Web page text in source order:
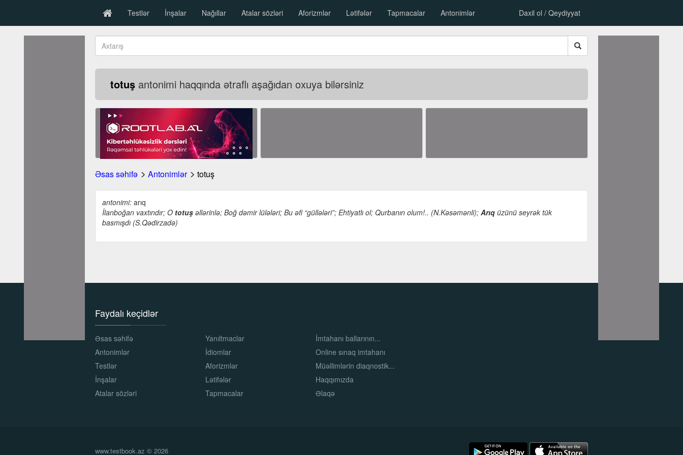
Testlər İnşalar Nağıllar Atalar sözləri Aforizmlər Lətifələr Tapmacalar Antonimlər Daxil ol / Qeydiyyat
totuş antonimi haqqında ətraflı aşağıdan oxuya bilərsiniz
Əsas səhifə Antonimlər totuş
antonimi: arıq
İlanboğan vaxtındır; O totuş əllərinlə; Boğ dəmir lülələri; Bu əfi “güllələri”; Ehtiyatlı ol; Qurbanın olum!.. (N.Kəsəmənli); Arıq üzünü seyrək tük
basmışdı (S.Qədirzadə)
Faydalı keçidlər
Əsas səhifə
Antonimlər
Testlər
İnşalar
Atalar sözləri
Yanıltmaclar
İdiomlar
Aforizmlər
Lətifələr
Tapmacalar
İmtahanı ballarının...
Online sınaq imtahanı
Müəllimlərin diaqnostik...
Haqqımızda
Əlaqə
www.testbook.az © 2026